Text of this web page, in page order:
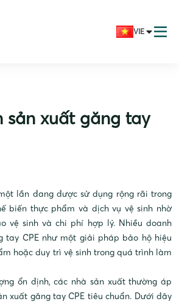
VIE
sản xuất găng tay
lần đang được sử dụng rộng rãi trong
biến thực phẩm và dịch vụ vệ sinh nhờ
vệ sinh và chi phí hợp lý. Nhiều doanh
tay CPE như một giải pháp bảo hộ hiệu
hoặc duy trì vệ sinh trong quá trình làm
ổn định, các nhà sản xuất thường áp
xuất găng tay CPE tiêu chuẩn. Dưới đây